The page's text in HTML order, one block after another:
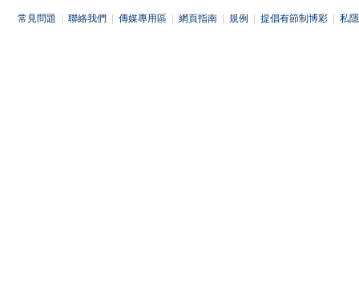
常見問題 聯絡我們 傳媒專用區 網頁指南 規例 提倡有節制博彩 私